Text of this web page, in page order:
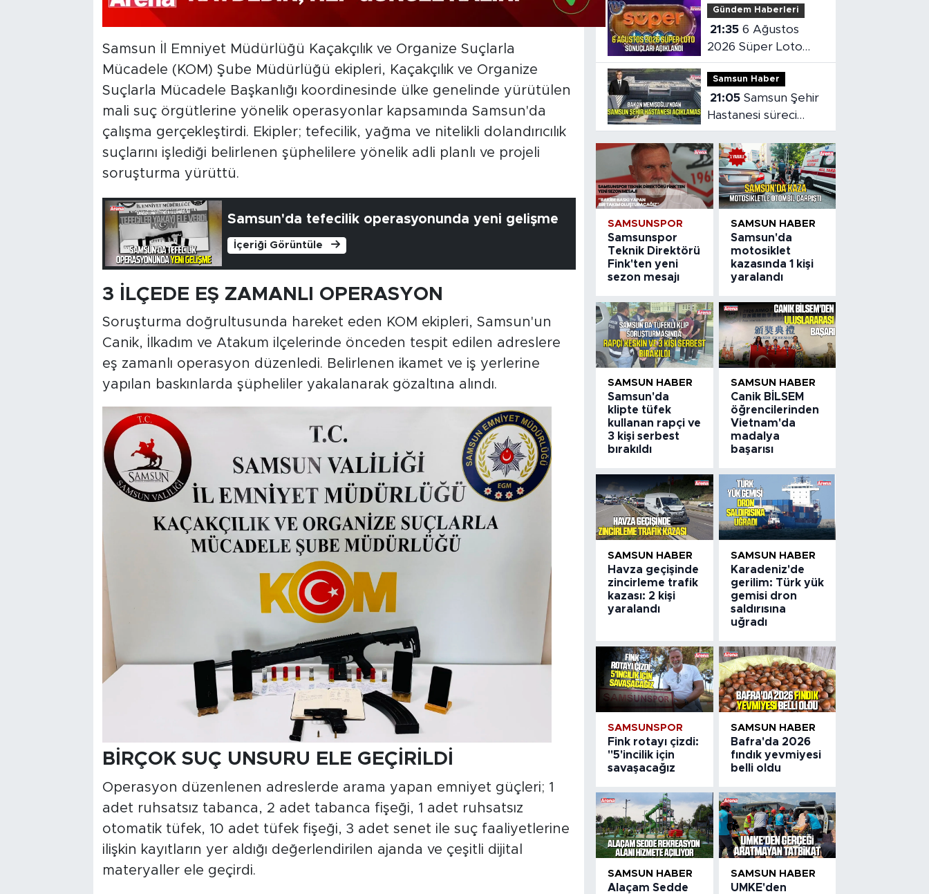
Samsun İl Emniyet Müdürlüğü Kaçakçılık ve Organize Suçlarla
Mücadele (KOM) Şube Müdürlüğü ekipleri, Kaçakçılık ve Organize
Suçlarla Mücadele Başkanlığı koordinesinde ülke genelinde yürütülen
mali suç örgütlerine yönelik operasyonlar kapsamında Samsun'da
çalışma gerçekleştirdi. Ekipler; tefecilik, yağma ve nitelikli dolandırıcılık
suçlarını işlediği belirlenen şüphelilere yönelik adli planlı ve projeli
soruşturma yürüttü.
Samsun'da tefecilik operasyonunda yeni gelişme
İçeriği Görüntüle
3 İLÇEDE EŞ ZAMANLI OPERASYON
Soruşturma doğrultusunda hareket eden KOM ekipleri, Samsun'un
Canik, İlkadım ve Atakum ilçelerinde önceden tespit edilen adreslere
eş zamanlı operasyon düzenledi. Belirlenen ikamet ve iş yerlerine
yapılan baskınlarda şüpheliler yakalanarak gözaltına alındı.
BİRÇOK SUÇ UNSURU ELE GEÇİRİLDİ
Operasyon düzenlenen adreslerde arama yapan emniyet güçleri; 1
adet ruhsatsız tabanca, 2 adet tabanca fişeği, 1 adet ruhsatsız
otomatik tüfek, 10 adet tüfek fişeği, 3 adet senet ile suç faaliyetlerine
ilişkin kayıtların yer aldığı değerlendirilen ajanda ve çeşitli dijital
materyaller ele geçirdi.
Gündem Haberleri
21:35 6 Ağustos
2026 Süper Loto
sonuçları açıklandı
Samsun Haber
21:05 Samsun Şehir
Hastanesi süreci
masaya yatırıldı
SAMSUNSPOR
Samsunspor
Teknik Direktörü
Fink'ten yeni
sezon mesajı
SAMSUN HABER
Samsun'da
motosiklet
kazasında 1 kişi
yaralandı
SAMSUN HABER
Samsun'da
klipte tüfek
kullanan rapçi ve
3 kişi serbest
bırakıldı
SAMSUN HABER
Canik BİLSEM
öğrencilerinden
Vietnam'da
madalya
başarısı
SAMSUN HABER
Havza geçişinde
zincirleme trafik
kazası: 2 kişi
yaralandı
SAMSUN HABER
Karadeniz'de
gerilim: Türk yük
gemisi dron
saldırısına
uğradı
SAMSUNSPOR
Fink rotayı çizdi:
"5'incilik için
savaşacağız
SAMSUN HABER
Bafra'da 2026
fındık yevmiyesi
belli oldu
SAMSUN HABER
Alaçam Sedde
SAMSUN HABER
UMKE'den